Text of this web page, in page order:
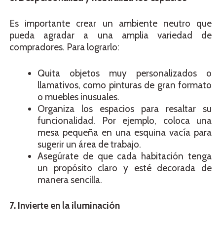
Es importante crear un ambiente neutro que
pueda agradar a una amplia variedad de
compradores. Para lograrlo:
Quita objetos muy personalizados o
llamativos, como pinturas de gran formato
o muebles inusuales.
Organiza los espacios para resaltar su
funcionalidad. Por ejemplo, coloca una
mesa pequeña en una esquina vacía para
sugerir un área de trabajo.
Asegúrate de que cada habitación tenga
un propósito claro y esté decorada de
manera sencilla.
7. Invierte en la iluminación